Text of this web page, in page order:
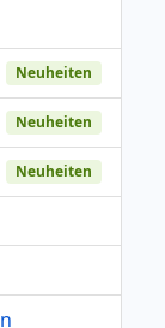
Neuheiten
Neuheiten
Neuheiten